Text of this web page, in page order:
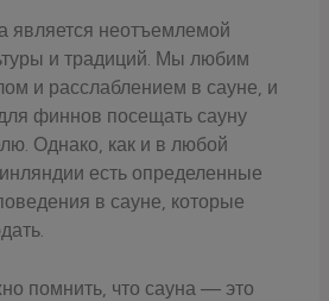
является неотъемлемой
и традиций. Мы любим
и расслаблением в сауне, и
финнов посещать сауну
Однако, как и в любой
есть определенные
в сауне, которые
помнить, что сауна — это